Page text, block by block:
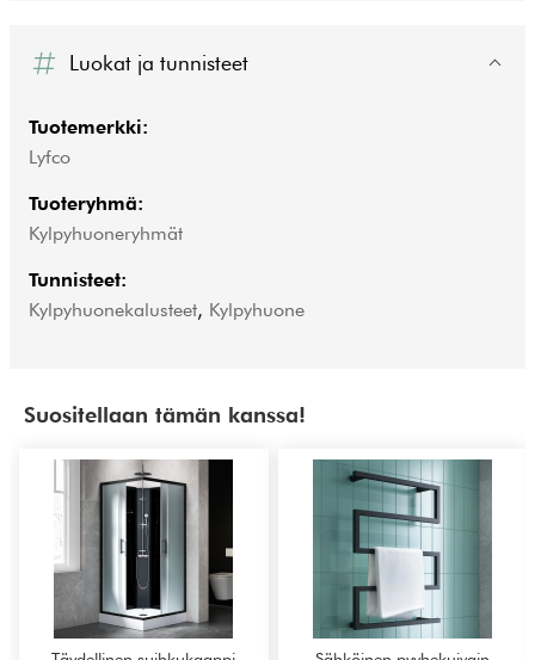
Luokat ja tunnisteet
Tuotemerkki:
Lyfco
Tuoteryhmä:
Kylpyhuoneryhmät
Tunnisteet:
Kylpyhuonekalusteet, Kylpyhuone
Suositellaan tämän kanssa!